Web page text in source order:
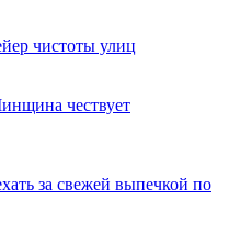
чистоты улиц
чествует
за свежей выпечкой по